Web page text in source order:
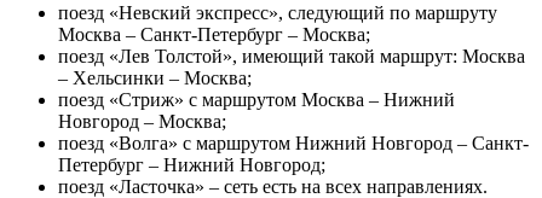
поезд «Невский экспресс», следующий по маршруту
Москва – Санкт-Петербург – Москва;
поезд «Лев Толстой», имеющий такой маршрут: Москва
– Хельсинки – Москва;
поезд «Стриж» с маршрутом Москва – Нижний
Новгород – Москва;
поезд «Волга» с маршрутом Нижний Новгород – Санкт-
Петербург – Нижний Новгород;
поезд «Ласточка» – сеть есть на всех направлениях.